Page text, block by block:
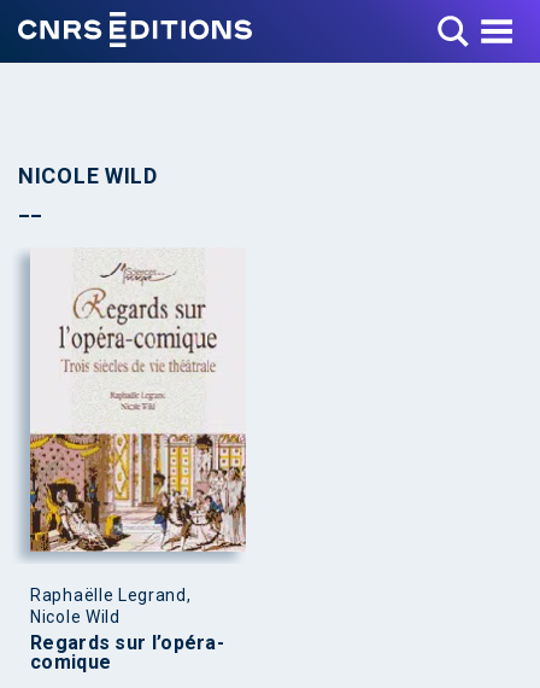
Toggle Menu
NICOLE WILD
Raphaëlle Legrand,
Nicole Wild
Regards sur l’opéra-
comique